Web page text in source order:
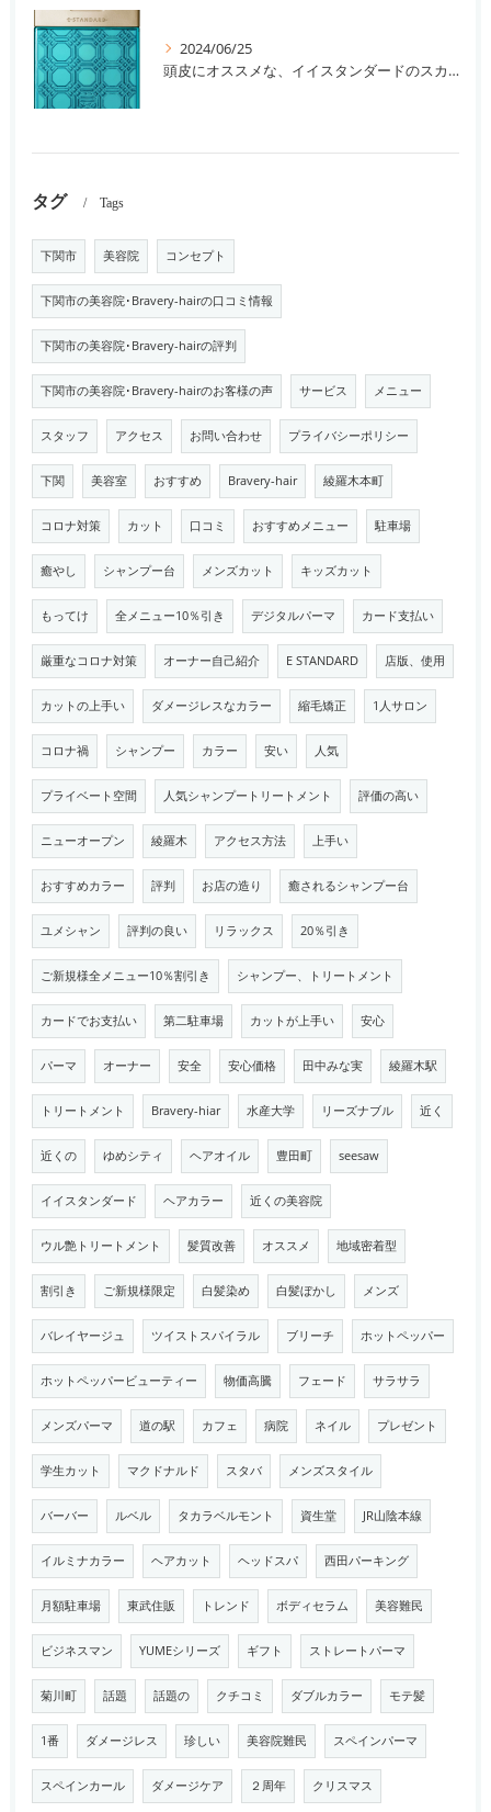
2024/06/25
頭皮にオススメな、イイスタンダードのスカルプ系シャンプー＆トリートメントです！
タグ Tags
下関市 美容院 コンセプト
下関市の美容院･Bravery-hairの口コミ情報
下関市の美容院･Bravery-hairの評判
下関市の美容院･Bravery-hairのお客様の声 サービス メニュー
スタッフ アクセス お問い合わせ プライバシーポリシー
下関 美容室 おすすめ Bravery-hair 綾羅木本町
コロナ対策 カット 口コミ おすすめメニュー 駐車場
癒やし シャンプー台 メンズカット キッズカット
もってけ 全メニュー10％引き デジタルパーマ カード支払い
厳重なコロナ対策 オーナー自己紹介 E STANDARD 店版、使用
カットの上手い ダメージレスなカラー 縮毛矯正 1人サロン
コロナ禍 シャンプー カラー 安い 人気
プライベート空間 人気シャンプートリートメント 評価の高い
ニューオープン 綾羅木 アクセス方法 上手い
おすすめカラー 評判 お店の造り 癒されるシャンプー台
ユメシャン 評判の良い リラックス 20％引き
ご新規様全メニュー10％割引き シャンプー、トリートメント
カードでお支払い 第二駐車場 カットが上手い 安心
パーマ オーナー 安全 安心価格 田中みな実 綾羅木駅
トリートメント Bravery-hiar 水産大学 リーズナブル 近く
近くの ゆめシティ ヘアオイル 豊田町 seesaw
イイスタンダード ヘアカラー 近くの美容院
ウル艶トリートメント 髪質改善 オススメ 地域密着型
割引き ご新規様限定 白髪染め 白髪ぼかし メンズ
バレイヤージュ ツイストスパイラル ブリーチ ホットペッパー
ホットペッパービューティー 物価高騰 フェード サラサラ
メンズパーマ 道の駅 カフェ 病院 ネイル プレゼント
学生カット マクドナルド スタバ メンズスタイル
バーバー ルベル タカラベルモント 資生堂 JR山陰本線
イルミナカラー ヘアカット ヘッドスパ 西田パーキング
月額駐車場 東武住販 トレンド ボディセラム 美容難民
ビジネスマン YUMEシリーズ ギフト ストレートパーマ
菊川町 話題 話題の クチコミ ダブルカラー モテ髪
1番 ダメージレス 珍しい 美容院難民 スペインパーマ
スペインカール ダメージケア ２周年 クリスマス